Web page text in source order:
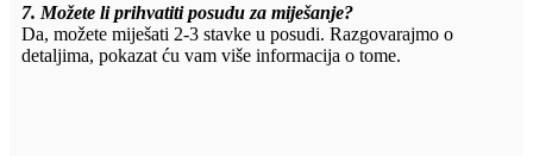
7. Možete li prihvatiti posudu za miješanje?
Da, možete miješati 2-3 stavke u posudi. Razgovarajmo o
detaljima, pokazat ću vam više informacija o tome.